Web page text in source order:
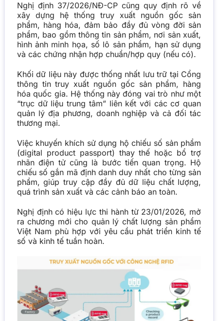
Nghị định 37/2026/NĐ-CP cũng quy định rõ về
xây dựng hệ thống truy xuất nguồn gốc sản
phẩm, hàng hóa, đảm bảo đầy đủ vòng đời sản
phẩm, bao gồm thông tin sản phẩm, nơi sản xuất,
hình ảnh minh họa, số lô sản phẩm, hạn sử dụng
và các chứng nhận hợp chuẩn/hợp quy (nếu có).
Khối dữ liệu này được thống nhất lưu trữ tại Cổng
thông tin truy xuất nguồn gốc sản phẩm, hàng
hóa quốc gia. Hệ thống này đóng vai trò như một
“trục dữ liệu trung tâm” liên kết với các cơ quan
quản lý địa phương, doanh nghiệp và cả đối tác
thương mại.
Việc khuyến khích sử dụng hộ chiếu số sản phẩm
(digital product passport) thay thế hoặc bổ trợ
nhãn điện tử cũng là bước tiến quan trọng. Hộ
chiếu số gắn mã định danh duy nhất cho từng sản
phẩm, giúp truy cập đầy đủ dữ liệu chất lượng,
quá trình sản xuất và các cảnh báo an toàn.
Nghị định có hiệu lực thi hành từ 23/01/2026, mở
ra chương mới cho quản lý chất lượng sản phẩm
Việt Nam phù hợp với yêu cầu phát triển kinh tế
số và kinh tế tuần hoàn.